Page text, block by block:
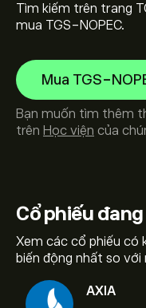
Cổ phiếu
Xem các cổ phiếu có
biến động nhất so
AXIA
Tìm kiếm trên trang
mua TGS-NOPEC.
Mua TGS-
Bạn muốn tìm thêm
trên Học viện của